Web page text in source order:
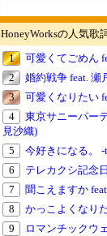
HoneyWorksの人気歌
1
可愛くてごめん
2
婚約戦争 feat. 瀬
3
可愛くなりたい
4
東京サニーパー
見沙織)
5
今好きになる。
6
テレカクシ記念
7
聞こえますか
8
かっこよくなり
9
ロマンチックウ